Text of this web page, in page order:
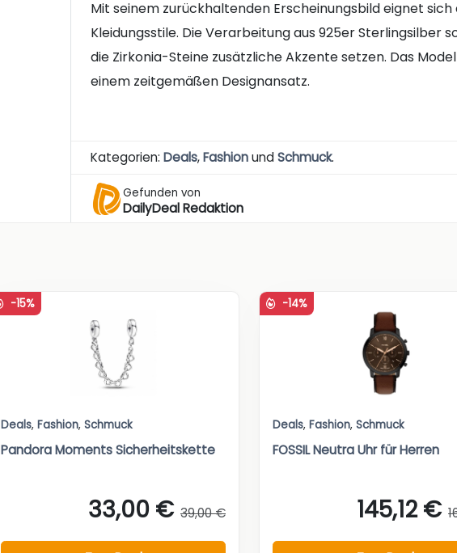
Mit seinem zurückhaltenden Erscheinungsbild eignet
Kleidungsstile. Die Verarbeitung aus 925er Sterlingsilber
die Zirkonia-Steine zusätzliche Akzente setzen. Das
einem zeitgemäßen Designansatz.
Kategorien:Deals,FashionundSchmuck.
Gefunden von
DailyDeal Redaktion
-15%
Deals, Fashion, Schmuck
Pandora Moments Sicherheitskette
33,00 € 39,00 €
-14%
Deals, Fashion, Schmuck
FOSSIL Neutra Uhr für Herren
145,12 €